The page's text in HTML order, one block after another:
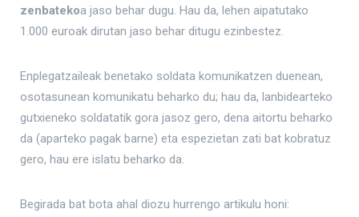
zenbatekoa jaso behar dugu. Hau da, lehen aipatutako
1.000 euroak dirutan jaso behar ditugu ezinbestez.
Enplegatzaileak benetako soldata komunikatzen duenean,
osotasunean komunikatu beharko du; hau da, lanbidearteko
gutxieneko soldatatik gora jasoz gero, dena aitortu beharko
da (aparteko pagak barne) eta espezietan zati bat kobratuz
gero, hau ere islatu beharko da.
Begirada bat bota ahal diozu hurrengo artikulu honi: